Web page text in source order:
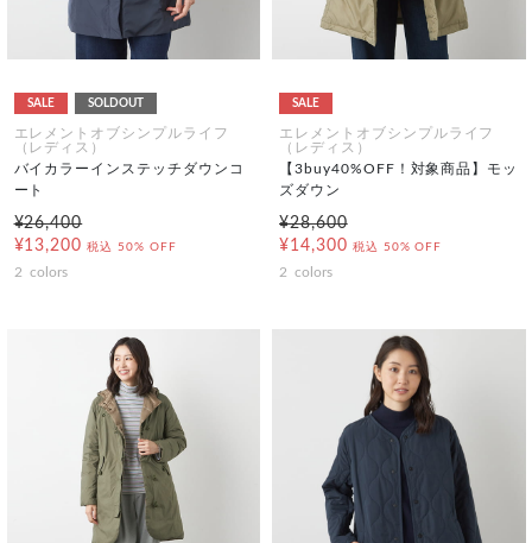
SALE SOLDOUT
エレメントオブシンプルライフ
（レディス）
バイカラーインステッチダウンコ
ート
¥26,400
¥13,200 税込 50% OFF
2 colors
SALE
エレメントオブシンプルライフ
（レディス）
【3buy40%OFF！対象商品】モッ
ズダウン
¥28,600
¥14,300 税込 50% OFF
2 colors